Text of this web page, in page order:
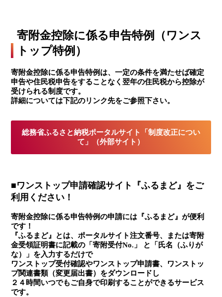
寄附金控除に係る申告特例（ワンス
トップ特例）
寄附金控除に係る申告特例は、一定の条件を満たせば確定
申告や住民税申告をすることなく翌年の住民税から控除が
受けられる制度です。
詳細については下記のリンク先をご参照下さい。
総務省ふるさと納税ポータルサイト「制度改正につい
て」（外部サイト）
■ワンストップ申請確認サイト『ふるまど』をご
利用ください！
寄附金控除に係る申告特例の申請には『ふるまど』が便利
です！
『ふるまど』とは、ポータルサイト注文番号、または寄附
金受領証明書に記載の「寄附受付No.」 と「氏名（ふりが
な）」を入力するだけで
ワンストップ受付確認やワンストップ申請書、ワンストッ
プ関連書類（変更届出書）をダウンロードし
２４時間いつでもご自身で印刷することができるサービス
です。